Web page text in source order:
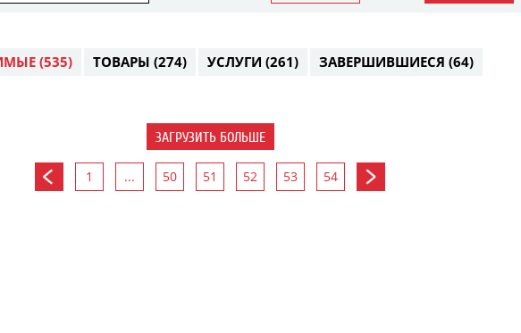
(535) ТОВАРЫ (274) УСЛУГИ (261) ЗАВЕРШИВШИЕСЯ (64)
ЗАГРУЗИТЬ БОЛЬШЕ
1 ... 50 51 52 53 54